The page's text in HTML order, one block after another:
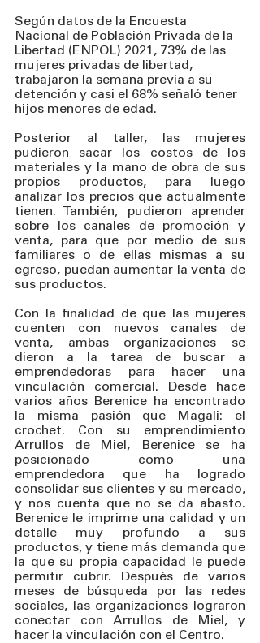
Según datos de la Encuesta
Nacional de Población Privada de la
Libertad (ENPOL) 2021, 73% de las
mujeres privadas de libertad,
trabajaron la semana previa a su
detención y casi el 68% señaló tener
hijos menores de edad.
Posterior al taller, las mujeres
pudieron sacar los costos de los
materiales y la mano de obra de sus
propios productos, para luego
analizar los precios que actualmente
tienen. También, pudieron aprender
sobre los canales de promoción y
venta, para que por medio de sus
familiares o de ellas mismas a su
egreso, puedan aumentar la venta de
sus productos.
Con la finalidad de que las mujeres
cuenten con nuevos canales de
venta, ambas organizaciones se
dieron a la tarea de buscar a
emprendedoras para hacer una
vinculación comercial. Desde hace
varios años Berenice ha encontrado
la misma pasión que Magali: el
crochet. Con su emprendimiento
Arrullos de Miel, Berenice se ha
posicionado como una
emprendedora que ha logrado
consolidar sus clientes y su mercado,
y nos cuenta que no se da abasto.
Berenice le imprime una calidad y un
detalle muy profundo a sus
productos, y tiene más demanda que
la que su propia capacidad le puede
permitir cubrir. Después de varios
meses de búsqueda por las redes
sociales, las organizaciones lograron
conectar con Arrullos de Miel, y
hacer la vinculación con el Centro.